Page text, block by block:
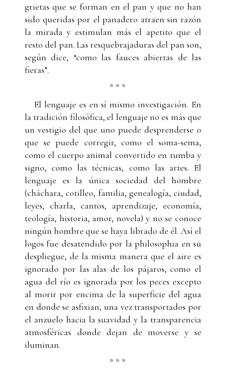
grietas que se forman en el pan y que no han
sido queridas por el panadero atraen sin razón
la mirada y estimulan más el apetito que el
resto del pan. Las resquebrajaduras del pan son,
según dice, “como las fauces abiertas de las
fieras”.
* * *
El lenguaje es en sí mismo investigación. En
la tradición filosófica, el lenguaje no es más que
un vestigio del que uno puede desprenderse o
que se puede corregir, como el soma-sema,
como el cuerpo animal convertido en tumba y
signo, como las técnicas, como las artes. El
lenguaje es la única sociedad del hombre
(cháchara, cotilleo, familia, genealogía, ciudad,
leyes, charla, cantos, aprendizaje, economía,
teología, historia, amor, novela) y no se conoce
ningún hombre que se haya librado de él. Así el
logos fue desatendido por la philosophia en su
despliegue, de la misma manera que el aire es
ignorado por las alas de los pájaros, como el
agua del río es ignorada por los peces excepto
al morir por encima de la superficie del agua
en donde se asfixian, una vez transportados por
el anzuelo hacia la suavidad y la transparencia
atmosféricas donde dejan de moverse y se
iluminan.
* * *